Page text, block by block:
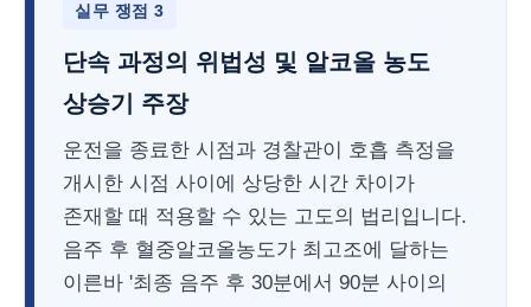
실무 쟁점 3
단속 과정의 위법성 및 알코올 농도
상승기 주장
운전을 종료한 시점과 경찰관이 호흡 측정을
개시한 시점 사이에 상당한 시간 차이가
존재할 때 적용할 수 있는 고도의 법리입니다.
음주 후 혈중알코올농도가 최고조에 달하는
이른바 '최종 음주 후 30분에서 90분 사이의